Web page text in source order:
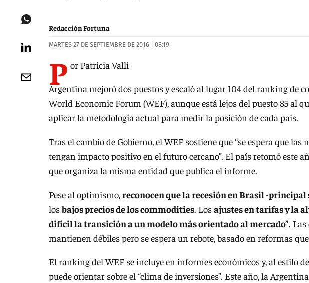
Redacción Fortuna
MARTES 27 DE SEPTIEMBRE DE 2016 | 08:19
P or Patricia Valli
Argentina mejoró dos puestos y escaló al lugar 104 del ranking de
World Economic Forum (WEF), aunque está lejos del puesto 85 al
aplicar la metodología actual para medir la posición de cada país.
Tras el cambio de Gobierno, el WEF sostiene que “se espera que
tengan impacto positivo en el futuro cercano”. El país retomó este
que organiza la misma entidad que publica el informe.
Pese al optimismo, reconocen que la recesión en Brasil -
losbajos precios de los commodities. Losajustes en tarifas y la
difícil la transición a un modelo más orientado al mercado”.
mantienen débiles pero se espera un rebote, basado en reformas
El ranking del WEF se incluye en informes económicos y, al estilo
puede orientar sobre el “clima de inversiones”. Este año, la